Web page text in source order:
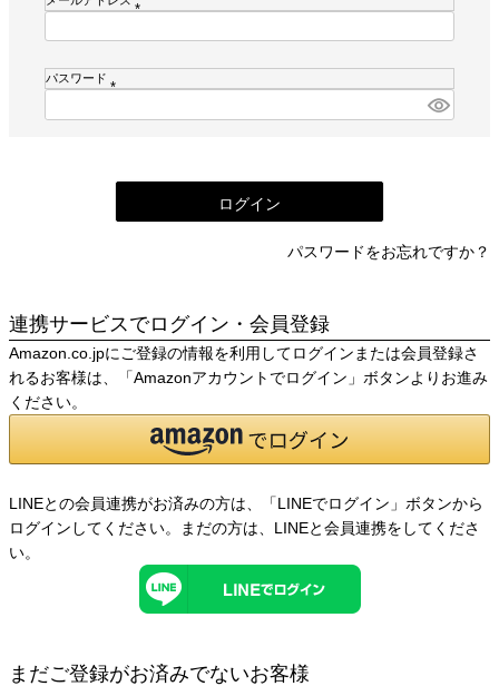
須
)
パスワード
ログイン
パスワードをお忘れですか？
連携サービスでログイン・会員登録
Amazon.co.jpにご登録の情報を利用してログインまたは会員登録さ
れるお客様は、「Amazonアカウントでログイン」ボタンよりお進み
ください。
LINEとの会員連携がお済みの方は、「LINEでログイン」ボタンから
ログインしてください。まだの方は、 LINEと会員連携をしてくださ
い。
まだご登録がお済みでないお客様